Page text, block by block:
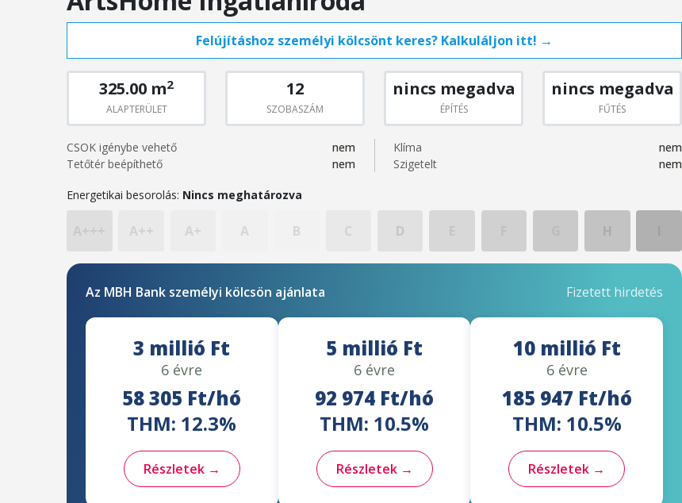
Felújításhoz személyi kölcsönt keres? Kalkuláljon itt! →
325.00 m2
ALAPTERÜLET
12
SZOBASZÁM
nincs megadva
ÉPÍTÉS
nincs megadva
FŰTÉS
CSOK igénybe vehető
nem
Tetőtér beépíthető
nem
Klíma
nem
Szigetelt
nem
Energetikai besorolás: Nincs meghatározva
A++ A+ A B C D
Az MBH Bank személyi kölcsön ajánlata Fizetett hirdetés
3 millió Ft
6 évre
58 305 Ft/hó
THM: 12.3%
Részletek →
5 millió Ft
6 évre
92 974 Ft/hó
THM: 10.5%
Részletek →
10 millió Ft
6 évre
185 947 Ft/hó
THM: 10.5%
Részletek →